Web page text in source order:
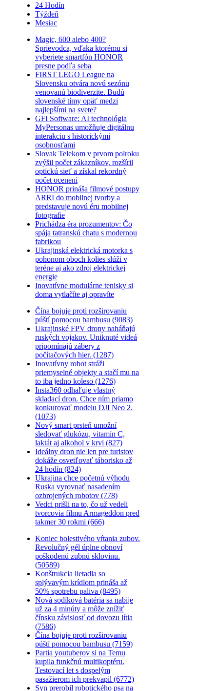
24 Hodín
Týždeň
Mesiac
Magic, 600 alebo 400?
Sprievodca, vďaka ktorému si
vyberiete smartfón HONOR
presne podľa seba
FIRST LEGO League na
Slovensku otvára novú sezónu
venovanú biodiverzite. Budú
slovenské tímy opäť medzi
najlepšími na svete?
GFI Software: AI technológia
MyPersonas umožňuje digitálnu
interakciu s historickými
osobnosťami
Slovak Telekom v prvom polroku
zvýšil počet zákazníkov, rozšíril
optickú sieť a získal rekordný
počet ocenení
HONOR prináša filmové postupy
ARRI do mobilnej tvorby a
predstavuje novú éru mobilnej
fotografie
Prichádza éra prozumentov: Čo
spája tatranskú chatu s modernou
fabrikou
Ukrajinská elektrická motorka s
pohonom oboch kolies slúži v
teréne aj ako zdroj elektrickej
energie
Inovatívne modulárne tenisky si
doma vytlačíte aj opravíte
Čína bojuje proti rozširovaniu
púští pomocou bambusu (9083)
Ukrajinské FPV drony naháňajú
ruských vojakov. Uniknuté videá
pripomínajú zábery z
počítačových hier. (1287)
Inovatívny robot stráži
priemyselné objekty a stačí mu na
to iba jedno koleso (1276)
Insta360 odhaľuje vlastný
skladací dron. Chce ním priamo
konkurovať modelu DJI Neo 2.
(1073)
Nový smart prsteň umožní
sledovať glukózu, vitamín C,
laktát aj alkohol v krvi (827)
Ideálny dron nie len pre turistov
dokáže osvetľovať táborisko až
24 hodín (824)
Ukrajina chce početnú výhodu
Ruska vyrovnať nasadením
ozbrojených robotov (778)
Vedci prišli na to, čo už vedeli
tvorcovia filmu Armageddon pred
takmer 30 rokmi (666)
Koniec bolestivého vŕtania zubov.
Revolučný gél úplne obnoví
poškodenú zubnú sklovinu.
(50589)
Konštrukcia lietadla so
splývavým krídlom prináša až
50% spotrebu paliva (8495)
Nová sodíková batéria sa nabije
už za 4 minúty a môže znížiť
čínsku závislosť od dovozu lítia
(7586)
Čína bojuje proti rozširovaniu
púští pomocou bambusu (7159)
Partia youtuberov si na Temu
kupila funkčnú multikoptéru.
Testovací let s dospelým
pasažierom ich prekvapil (6772)
Syn prerobil robotického psa na